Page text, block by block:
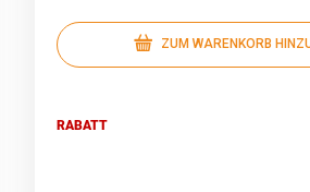
ZUM WARENKORB
RABATT